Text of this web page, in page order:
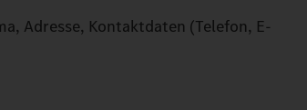
Adresse, Kontaktdaten (Telefon, E-